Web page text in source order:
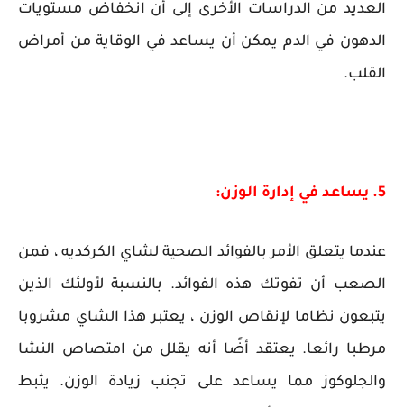
العديد من الدراسات الأخرى إلى أن انخفاض مستويات
الدهون في الدم يمكن أن يساعد في الوقاية من أمراض
القلب.
5. يساعد في إدارة الوزن:
عندما يتعلق الأمر بالفوائد الصحية لشاي الكركديه ، فمن
الصعب أن تفوتك هذه الفوائد. بالنسبة لأولئك الذين
يتبعون نظاما لإنقاص الوزن ، يعتبر هذا الشاي مشروبا
مرطبا رائعا. يعتقد أضًا أنه يقلل من امتصاص النشا
والجلوكوز مما يساعد على تجنب زيادة الوزن. يثبط